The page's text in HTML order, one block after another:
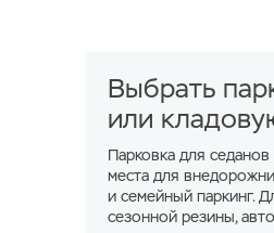
Выбрать
или
Парковка для седанов
места для
и семейный паркинг.
сезонной резины,